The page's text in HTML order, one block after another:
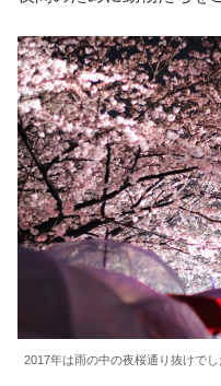
2017年は雨の中の夜桜通り抜けでし